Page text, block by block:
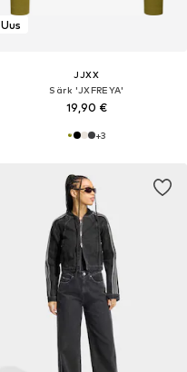
Uus
JJXX
Särk 'JXFREYA'
19,90 €
+3